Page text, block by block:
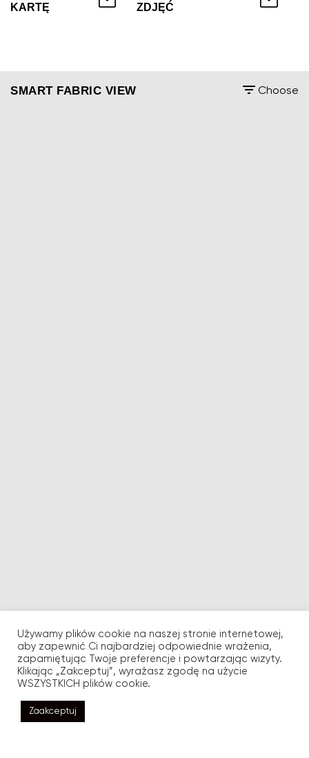
KARTĘ
ZDJĘĆ
SMART FABRIC VIEW Choose
Używamy plików cookie na naszej stronie internetowej,
aby zapewnić Ci najbardziej odpowiednie wrażenia,
zapamiętując Twoje preferencje i powtarzając wizyty.
Klikając „Zakceptuj”, wyrażasz zgodę na użycie
WSZYSTKICH plików cookie.
Zaakceptuj